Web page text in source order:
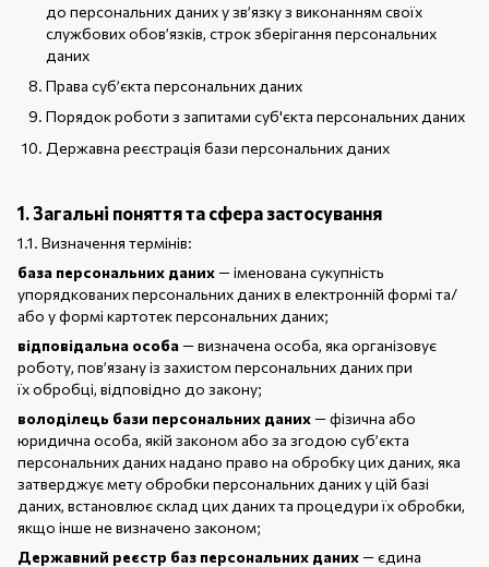
до персональних даних у зв’язку з виконанням своїх
службових обов’язків, строк зберігання персональних
даних
Права суб’єкта персональних даних
Порядок роботи з запитами суб'єкта персональних даних
Державна реєстрація бази персональних даних
1. Загальні поняття та сфера застосування
1.1. Визначення термінів:
база персональних даних— іменована сукупність
упорядкованих персональних даних в електронній формі та/
або у формі картотек персональних даних;
відповідальна особа— визначена особа, яка організовує
роботу, пов’язану із захистом персональних даних при
їх обробці, відповідно до закону;
володілець бази персональних даних— фізична або
юридична особа, якій законом або за згодою суб’єкта
персональних даних надано право на обробку цих даних, яка
затверджує мету обробки персональних даних у цій базі
даних, встановлює склад цих даних та процедури їх обробки,
якщо інше не визначено законом;
Державний реєстр баз персональних даних— єдина